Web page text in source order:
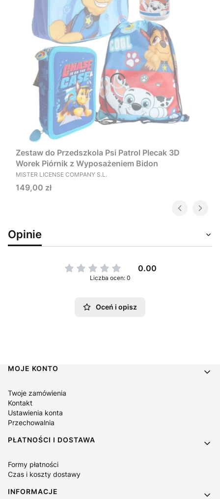
Zestaw do Przedszkola Psi Patrol Plecak 3D
Worek Piórnik z Wyposażeniem Bidon
PRODUCENT
MISTER LICENSE COMPANY S.L.
Cena
149,00 zł
Opinie
0.00
Liczba ocen: 0
Oceń i opisz
Linki w stopce
MOJE KONTO
Twoje zamówienia
Kontakt
Ustawienia konta
Przechowalnia
PŁATNOŚCI I DOSTAWA
Formy płatności
Czas i koszty dostawy
INFORMACJE